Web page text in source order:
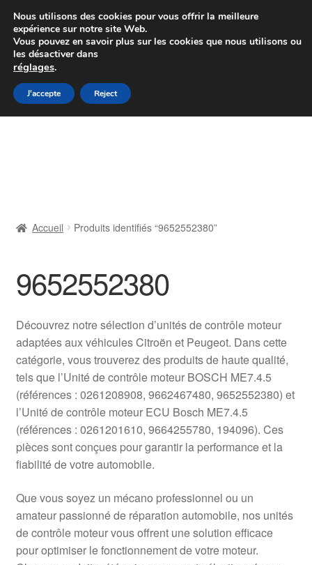
Colissimo livraison à partir de 7 EUR
Du lundi au vendredi de 9 h à 16 h
Aller
à
Aller
au
Livraison
Livraison internationale
Mon compte
Paiements
Panier
Plainte
Politique de confidentialité
Procédure de Réclamation
Accueil Produits identifiés “9652552380”
9652552380
Découvrez notre sélection d’unités de contrôle moteur
adaptées aux véhicules Citroën et Peugeot. Dans cette
catégorie, vous trouverez des produits de haute qualité,
tels que l’Unité de contrôle moteur BOSCH ME7.4.5
(références : 0261208908, 9662467480, 9652552380) et
l’Unité de contrôle moteur ECU Bosch ME7.4.5
(références : 0261201610, 9664255780, 194096). Ces
pièces sont conçues pour garantir la performance et la
fiabilité de votre automobile.
Que vous soyez un mécano professionnel ou un
amateur passionné de réparation automobile, nos unités
de contrôle moteur vous offrent une solution efficace
pour optimiser le fonctionnement de votre moteur.
Nous utilisons des cookies pour vous offrir la meilleure
expérience sur notre site Web.
Vous pouvez en savoir plus sur les cookies que nous utilisons ou
les désactiver dans
réglages.
J'accepte Reject